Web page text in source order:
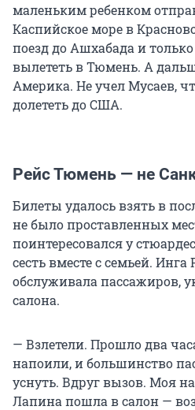
маленьким ребенком
Каспийское море в
поезд до Ашхабада и
вылететь в Тюмень. А
Америка. Не учел Мусаев,
долететь до США.
Рейс Тюмень — не
Билеты удалось взять в
не было проставленных
поинтересовался у
сесть вместе с семьей. Инга
обслуживала пассажиров,
салона.
— Взлетели. Прошло два
напоили, и большинство
уснуть. Вдруг вызов. Моя
Лапина пошла в салон —